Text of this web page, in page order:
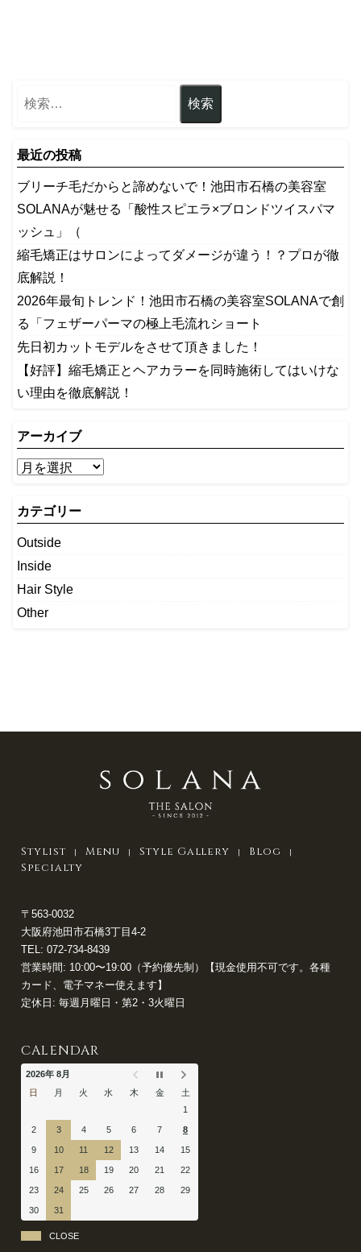
最近の投稿
ブリーチ毛だからと諦めないで！池田市石橋の美容室
SOLANAが魅せる「酸性スピエラ×ブロンドツイスパマ
ッシュ」（
縮毛矯正はサロンによってダメージが違う！？プロが徹
底解説！
2026年最旬トレンド！池田市石橋の美容室SOLANAで創
る「フェザーパーマの極上毛流れショート
先日初カットモデルをさせて頂きました！
【好評】縮毛矯正とヘアカラーを同時施術してはいけな
い理由を徹底解説！
アーカイブ
カテゴリー
Outside
Inside
Hair Style
Other
Stylist Menu Style Gallery
Blog
Specialty
〒563-0032
大阪府池田市石橋3丁目4-2
TEL: 072-734-8439
営業時間: 10:00〜19:00（予約優先制）【現金使用不可です。各種
カード、電子マネー使えます】
定休日: 毎週月曜日・第2・3火曜日
CALENDAR
2026年 8月
日
月 火 水 木 金
土
1
2 3 4 5 6 7 8
9 10 11 12 13 14 15
16 17 18 19 20 21 22
23 24 25 26 27 28 29
30 31
CLOSE